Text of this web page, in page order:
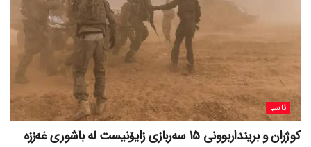
ئاسیا
کوژران و برینداربوونی 15 سەربازی زایۆنیست لە باشوری غەززە